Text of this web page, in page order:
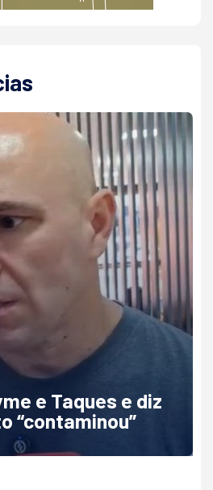
e Taques e diz
“contaminou”